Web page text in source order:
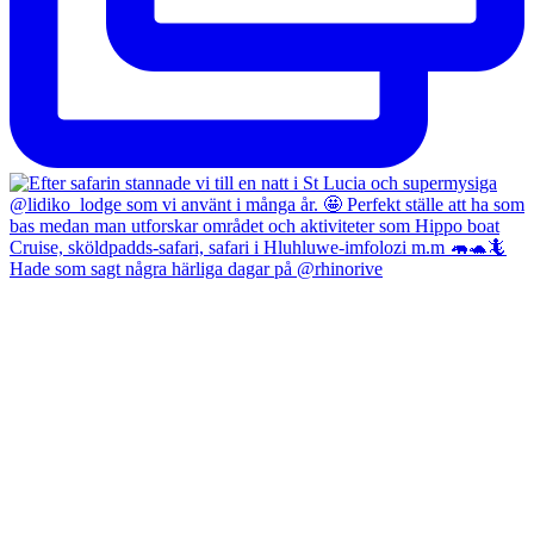
Hade som sagt några härliga dagar på @rhinorive